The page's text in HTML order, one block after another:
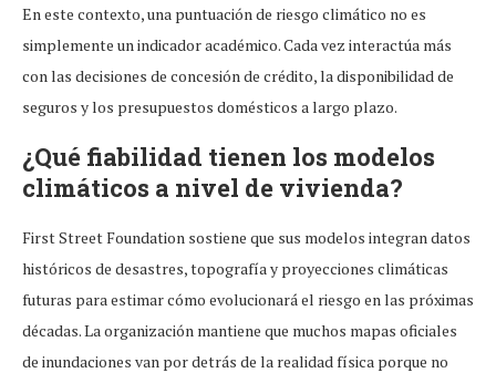
En este contexto, una puntuación de riesgo climático no es
simplemente un indicador académico. Cada vez interactúa más
con las decisiones de concesión de crédito, la disponibilidad de
seguros y los presupuestos domésticos a largo plazo.
¿Qué fiabilidad tienen los modelos
climáticos a nivel de vivienda?
First Street Foundation sostiene que sus modelos integran datos
históricos de desastres, topografía y proyecciones climáticas
futuras para estimar cómo evolucionará el riesgo en las próximas
décadas. La organización mantiene que muchos mapas oficiales
de inundaciones van por detrás de la realidad física porque no